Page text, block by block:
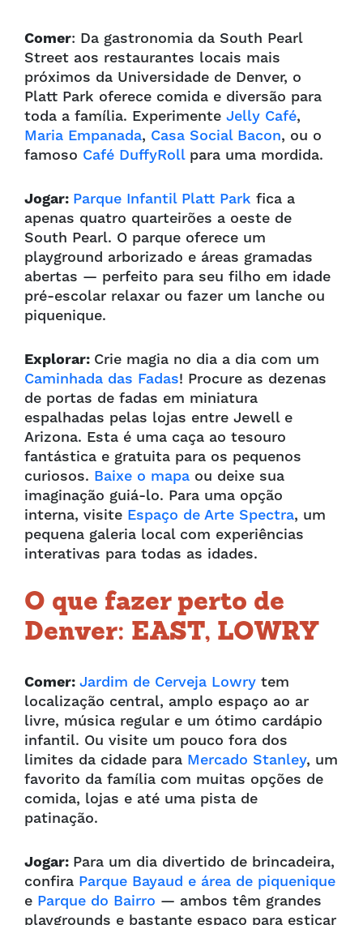
Comer: Da gastronomia da South Pearl
Street aos restaurantes locais mais
próximos da Universidade de Denver, o
Platt Park oferece comida e diversão para
toda a família. Experimente Jelly Café,
Maria Empanada, Casa Social Bacon, ou o
famoso Café DuffyRollpara uma mordida.
Jogar: Parque Infantil Platt Park fica a
apenas quatro quarteirões a oeste de
South Pearl. O parque oferece um
playground arborizado e áreas gramadas
abertas — perfeito para seu filho em idade
pré-escolar relaxar ou fazer um lanche ou
piquenique.
Explorar: Crie magia no dia a dia com um
Caminhada das Fadas! Procure as dezenas
de portas de fadas em miniatura
espalhadas pelas lojas entre Jewell e
Arizona. Esta é uma caça ao tesouro
fantástica e gratuita para os pequenos
curiosos. Baixe o mapa ou deixe sua
imaginação guiá-lo. Para uma opção
interna, visite Espaço de Arte Spectra, um
pequena galeria local com experiências
interativas para todas as idades.
O que fazer perto de
Denver: EAST, LOWRY
Comer: Jardim de Cerveja Lowry tem
localização central, amplo espaço ao ar
livre, música regular e um ótimo cardápio
infantil. Ou visite um pouco fora dos
limites da cidade para Mercado Stanley, um
favorito da família com muitas opções de
comida, lojas e até uma pista de
patinação.
Jogar: Para um dia divertido de brincadeira,
confira Parque Bayaud e área de piquenique
e Parque do Bairro — ambos têm grandes
playgrounds e bastante espaço para esticar